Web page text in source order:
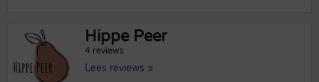
Hippe Peer
4 reviews
Lees reviews »